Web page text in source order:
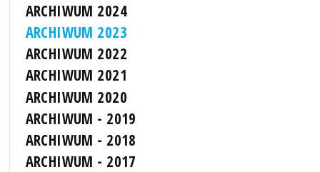
ARCHIWUM 2024
ARCHIWUM 2023
ARCHIWUM 2022
ARCHIWUM 2021
ARCHIWUM 2020
ARCHIWUM - 2019
ARCHIWUM - 2018
ARCHIWUM - 2017